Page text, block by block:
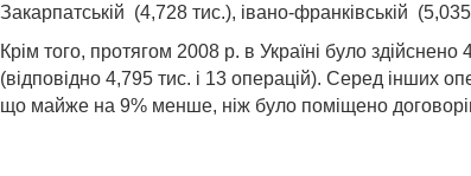
Закарпатській (4,728 тис.), івано-франківській
Крім того, протягом 2008 р. в Україні було
(відповідно 4,795 тис. і 13 операцій). Серед інших
що майже на 9% менше, ніж було поміщено